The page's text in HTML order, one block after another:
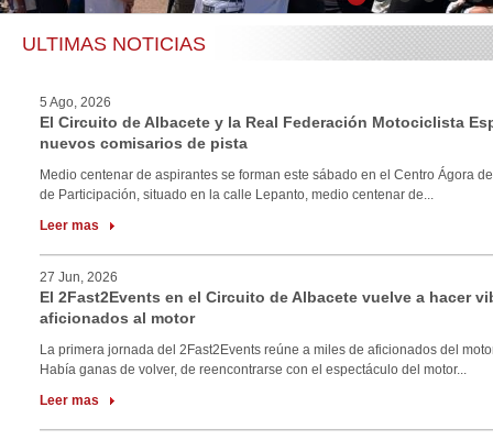
1 2 3 4 5 6
ULTIMAS NOTICIAS
5 Ago, 2026
El Circuito de Albacete y la Real Federación Motociclista
nuevos comisarios de pista
Medio centenar de aspirantes se forman este sábado en el Centro Ágora
de Participación, situado en la calle Lepanto, medio centenar de...
Leer mas
27 Jun, 2026
El 2Fast2Events en el Circuito de Albacete vuelve a hacer
aficionados al motor
La primera jornada del 2Fast2Events reúne a miles de aficionados del
Había ganas de volver, de reencontrarse con el espectáculo del motor...
Leer mas